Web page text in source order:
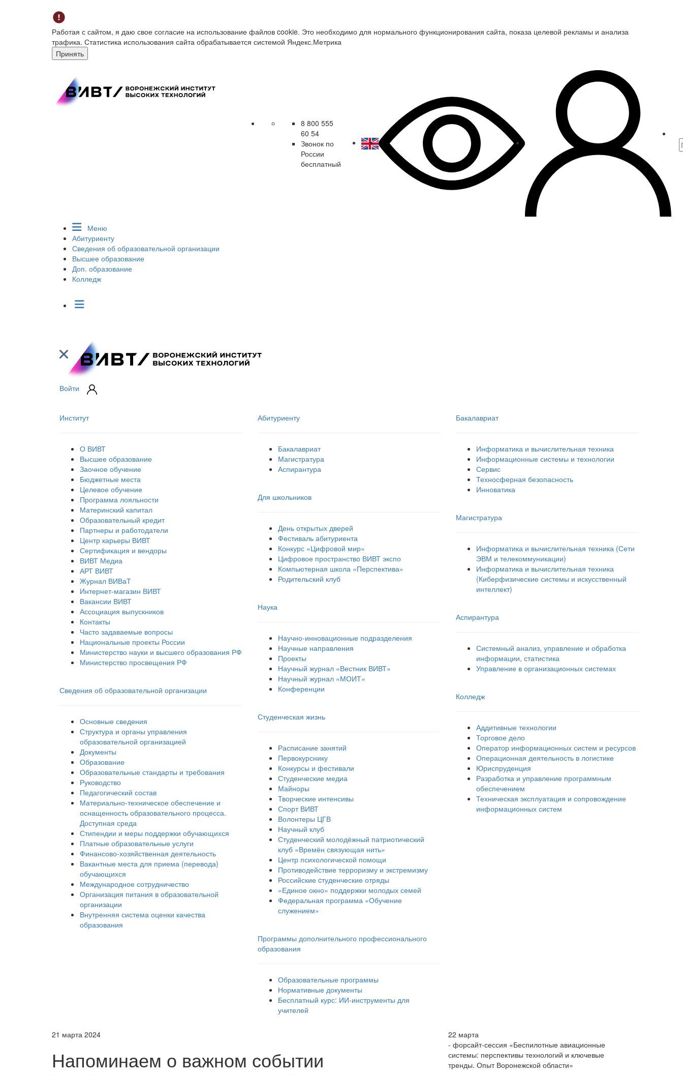
Работая с сайтом, я даю свое согласие на использование файлов cookie. Это необходимо для нормального функционирования сайта, показа целевой рекламы и анализа
трафика. Статистика использования сайта обрабатывается системой Яндекс.Метрика
Принять
8 800 555
60 54
Звонок по
России
бесплатный
Меню
Абитуриенту
Сведения об образовательной организации
Высшее образование
Доп. образование
Колледж
Войти
Институт
О ВИВТ
Высшее образование
Заочное обучение
Бюджетные места
Целевое обучение
Программа лояльности
Материнский капитал
Образовательный кредит
Партнеры и работодатели
Центр карьеры ВИВТ
Сертификация и вендоры
ВИВТ Медиа
АРТ ВИВТ
Журнал ВИВаТ
Интернет-магазин ВИВТ
Вакансии ВИВТ
Ассоциация выпускников
Контакты
Часто задаваемые вопросы
Национальные проекты России
Министерство науки и высшего образования РФ
Министерство просвещения РФ
Сведения об образовательной организации
Основные сведения
Структура и органы управления
образовательной организацией
Документы
Образование
Образовательные стандарты и требования
Руководство
Педагогический состав
Материально-техническое обеспечение и
оснащенность образовательного процесса.
Доступная среда
Стипендии и меры поддержки обучающихся
Платные образовательные услуги
Финансово-хозяйственная деятельность
Вакантные места для приема (перевода)
обучающихся
Международное сотрудничество
Организация питания в образовательной
организации
Внутренняя система оценки качества
образования
Абитуриенту
Бакалавриат
Магистратура
Аспирантура
Для школьников
День открытых дверей
Фестиваль абитуриента
Конкурс «Цифровой мир»
Цифровое пространство ВИВТ экспо
Компьютерная школа «Перспектива»
Родительский клуб
Наука
Научно-инновационные подразделения
Научные направления
Проекты
Научный журнал «Вестник ВИВТ»
Научный журнал «МОИТ»
Конференции
Студенческая жизнь
Расписание занятий
Первокурснику
Конкурсы и фестивали
Студенческие медиа
Майноры
Творческие интенсивы
Спорт ВИВТ
Волонтеры ЦГВ
Научный клуб
Студенческий молодёжный патриотический
клуб «Времён связующая нить»
Центр психологической помощи
Противодействие терроризму и экстремизму
Российские cтуденческие отряды
«Единое окно» поддержки молодых семей
Федеральная программа «Обучение
служением»
Программы дополнительного профессионального
образования
Образовательные программы
Нормативные документы
Бесплатный курс: ИИ‑инструменты для
учителей
Бакалавриат
Информатика и вычислительная техника
Информационные системы и технологии
Сервис
Техносферная безопасность
Инноватика
Магистратура
Информатика и вычислительная техника (Сети
ЭВМ и телекоммуникации)
Информатика и вычислительная техника
(Киберфизические системы и искусственный
интеллект)
Аспирантура
Системный анализ, управление и обработка
информации, статистика
Управление в организационных системах
Колледж
Аддитивные технологии
Торговое дело
Оператор информационных систем и ресурсов
Операционная деятельность в логистике
Юриспруденция
Разработка и управление программным
обеспечением
Техническая эксплуатация и сопровождение
информационных систем
21 марта 2024
Напоминаем о важном событии
22 марта
- форсайт-сессия «Беспилотные авиационные
системы: перспективы технологий и ключевые
тренды. Опыт Воронежской области»